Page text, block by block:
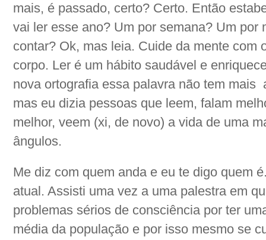
mais, é passado, certo? Certo. Então
vai ler esse ano? Um por semana? Um por
contar? Ok, mas leia. Cuide da mente com
corpo. Ler é um hábito saudável e
nova ortografia essa palavra não tem mais
mas eu dizia pessoas que leem, falam
melhor, veem (xi, de novo) a vida de uma
ângulos.
Me diz com quem anda e eu te digo quem
atual. Assisti uma vez a uma palestra em
problemas sérios de consciência por ter
média da população e por isso mesmo se